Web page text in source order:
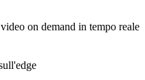
on demand in tempo reale